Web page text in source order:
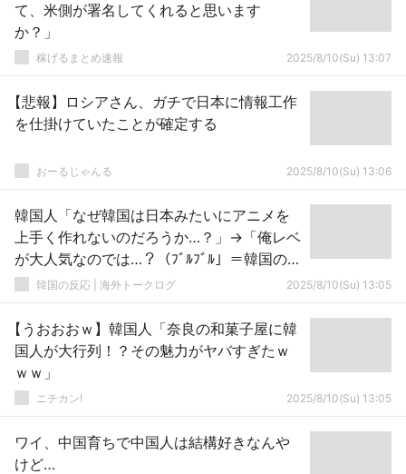
て、米側が署名してくれると思います
か？」
稼げるまとめ速報 2025/8/10(Su) 13:07
【悲報】ロシアさん、ガチで日本に情報工作
を仕掛けていたことが確定する
おーるじゃんる 2025/8/10(Su) 13:06
韓国人「なぜ韓国は日本みたいにアニメを
上手く作れないのだろうか…？」→「俺レベ
が大人気なのでは…？（ﾌﾞﾙﾌﾞﾙ」＝韓国の反
応 韓国の反応 | 海外トークログ 2025/8/10(Su) 13:05
【うおおおｗ】韓国人「奈良の和菓子屋に韓
国人が大行列！？その魅力がヤバすぎたｗ
ｗｗ」
ニチカン! 2025/8/10(Su) 13:05
ワイ、中国育ちで中国人は結構好きなんや
けど…